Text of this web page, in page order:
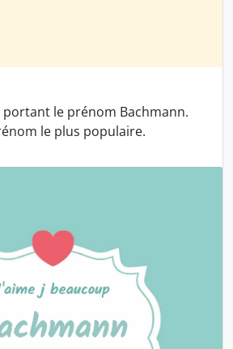
le prénom Bachmann.
le plus populaire.